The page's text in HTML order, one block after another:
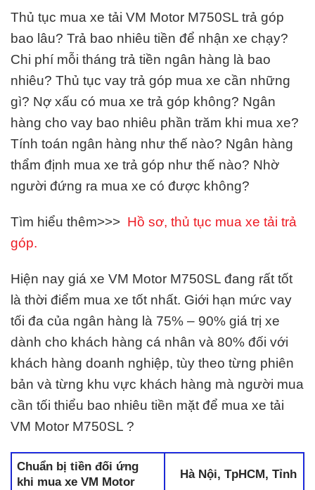
Thủ tục mua xe tải VM Motor M750SL trả góp
bao lâu? Trả bao nhiêu tiền để nhận xe chạy?
Chi phí mỗi tháng trả tiền ngân hàng là bao
nhiêu? Thủ tục vay trả góp mua xe cần những
gì? Nợ xấu có mua xe trả góp không? Ngân
hàng cho vay bao nhiêu phần trăm khi mua xe?
Tính toán ngân hàng như thế nào? Ngân hàng
thẩm định mua xe trả góp như thế nào? Nhờ
người đứng ra mua xe có được không?
Tìm hiểu thêm>>> Hồ sơ, thủ tục mua xe tải trả
góp.
Hiện nay giá xe VM Motor M750SL đang rất tốt
là thời điểm mua xe tốt nhất. Giới hạn mức vay
tối đa của ngân hàng là 75% – 90% giá trị xe
dành cho khách hàng cá nhân và 80% đối với
khách hàng doanh nghiệp, tùy theo từng phiên
bản và từng khu vực khách hàng mà người mua
cần tối thiểu bao nhiêu tiền mặt để mua xe tải
VM Motor M750SL ?
Chuẩn bị tiền đối ứng
khi mua xe VM Motor
Hà Nội, TpHCM, Tỉnh